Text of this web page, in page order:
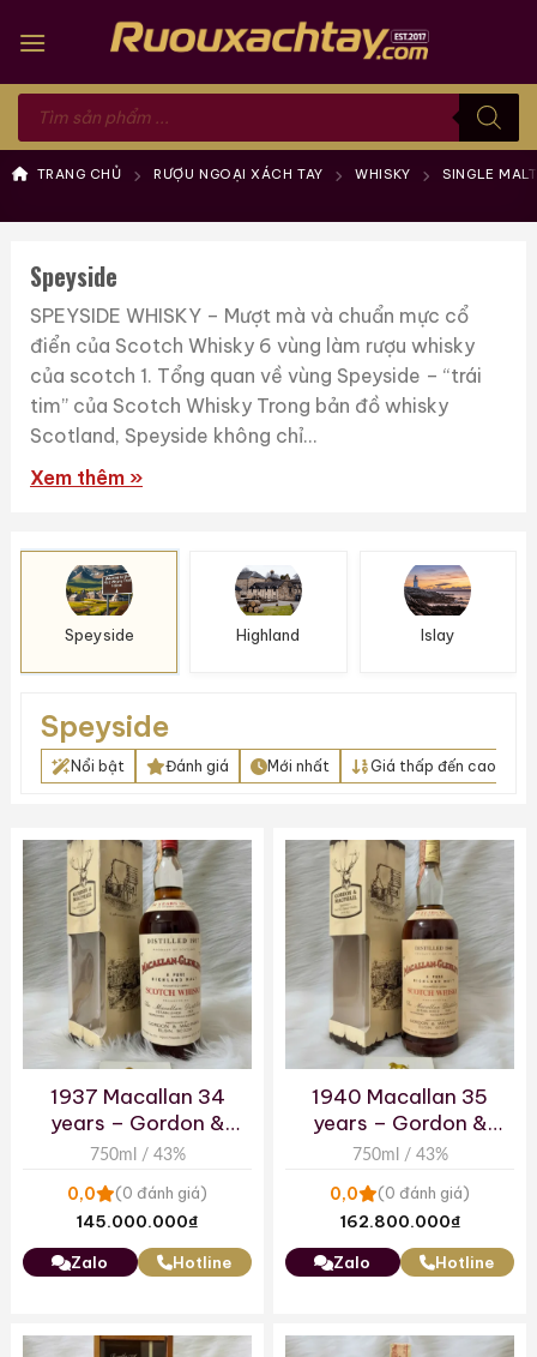
Tìm
kiếm
phẩm
TRANG CHỦ RƯỢU NGOẠI XÁCH TAY WHISKY SINGLE
Speyside
SPEYSIDE WHISKY – Mượt mà và chuẩn mực cổ
điển của Scotch Whisky 6 vùng làm rượu whisky
của scotch 1. Tổng quan về vùng Speyside – “trái
tim” của Scotch Whisky Trong bản đồ whisky
Scotland, Speyside không chỉ...
Xem thêm »
Speyside Highland Islay
Speyside
Nổi bật Đánh giá Mới nhất Giá thấp đến cao
1937 Macallan 34
years – Gordon &
MacPhail
750ml / 43%
0,0 (0 đánh giá)
145.000.000₫
Zalo Hotline
1940 Macallan 35
years – Gordon &
MacPhail
750ml / 43%
0,0 (0 đánh giá)
162.800.000₫
Zalo Hotline